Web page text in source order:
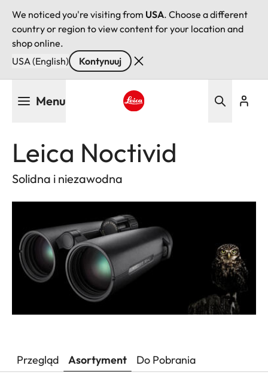
We noticed you're visiting from USA. Choose a different
country or region to view content for your location and
shop online.
USA (English)
Kontynuuj
Menu
Leica Noctivid
Solidna i niezawodna
Przegląd Asortyment Do Pobrania